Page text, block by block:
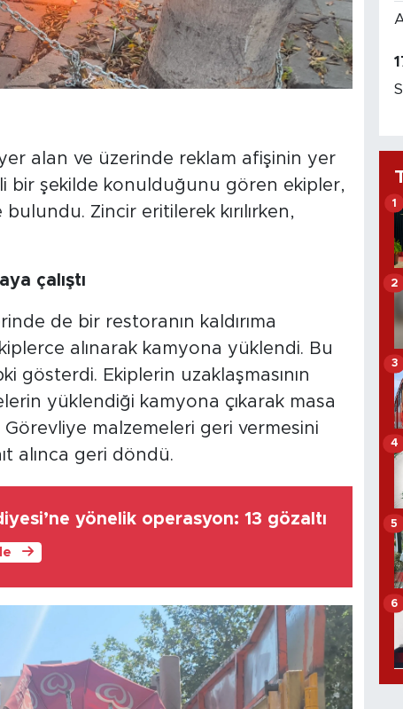
yer alan ve üzerinde reklam afişinin yer
bir şekilde konulduğunu gören ekipler,
Zincir eritilerek kırılırken,
çalıştı
de bir restoranın kaldırıma
alınarak kamyona yüklendi. Bu
gösterdi. Ekiplerin uzaklaşmasının
yüklendiği kamyona çıkarak masa
malzemeleri geri vermesini
alınca geri döndü.
yönelik operasyon: 13 gözaltı
1
2
3
4
5
6